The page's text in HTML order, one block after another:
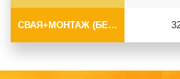
СВАЯ+МОНТАЖ (БЕЗ ОГОЛОВКА)